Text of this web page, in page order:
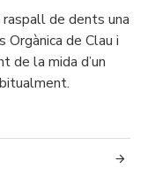
de dents una
de Clau i
de la mida d’un